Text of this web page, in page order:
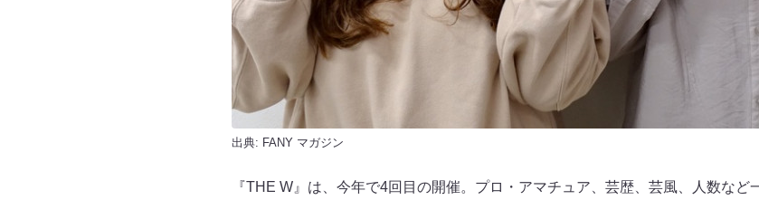
出典: FANY マガジン
『THE W』は、今年で4回目の開催。プロ・アマチュア、芸歴、芸風、人数など